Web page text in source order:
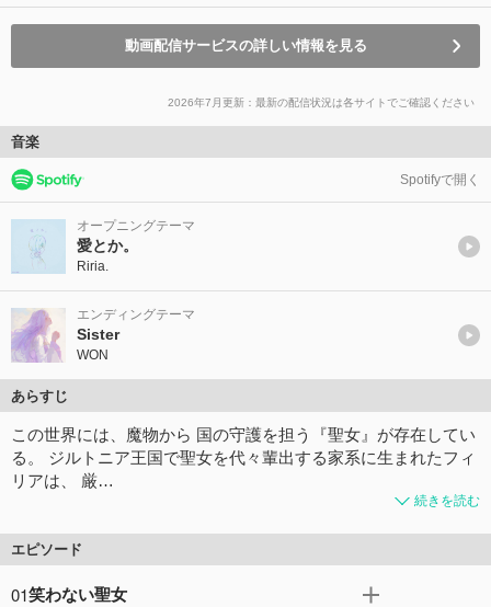
動画配信サービスの詳しい情報を見る
2026年7月更新：最新の配信状況は各サイトでご確認ください
音楽
Spotifyで開く
オープニングテーマ
愛とか。
Riria.
エンディングテーマ
Sister
WON
あらすじ
この世界には、魔物から 国の守護を担う『聖女』が存在してい
る。 ジルトニア王国で聖女を代々輩出する家系に生まれたフィ
リアは、 厳…
続きを読む
エピソード
01笑わない聖女